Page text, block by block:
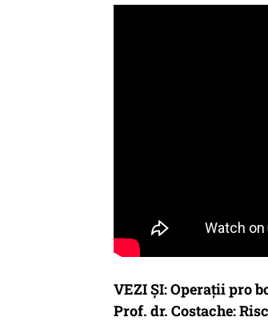
VEZI ȘI: Operații pro
Prof. dr. Costache: